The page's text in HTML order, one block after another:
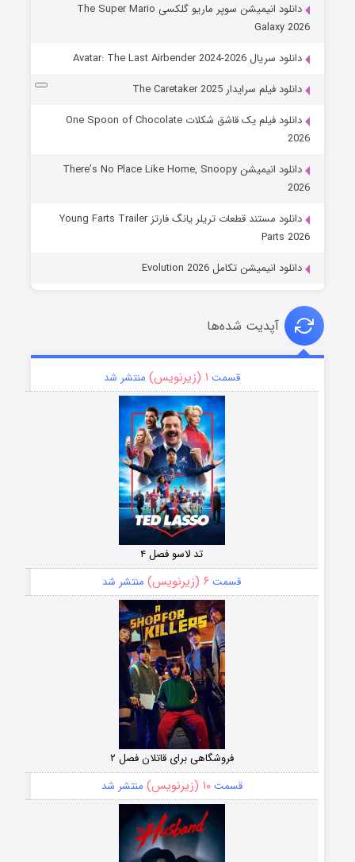
دانلود انیمیشن سوپر ماریو گلکسی The Super Mario
Galaxy 2026
دانلود سریال Avatar: The Last Airbender 2024-2026
دانلود فیلم سرایدار The Caretaker 2025
دانلود فیلم یک قاشق شکلات One Spoon of Chocolate
2026
دانلود انیمیشن There’s No Place Like Home, Snoopy
2026
دانلود مستند قطعات تریلر یانگ فارتز Young Farts Trailer
Parts 2026
دانلود انیمیشن تکامل Evolution 2026
آپدیت شده‌ها
قسمت ۱ (زیرنویس) منتشر شد
تد لاسو فصل ۴
قسمت ۶ (زیرنویس) منتشر شد
فروشگاهی برای قاتلان فصل ۲
قسمت۱۰ (زیرنویس) منتشر شد